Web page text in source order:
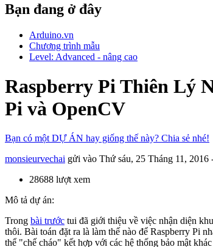
Bạn đang ở đây
Arduino.vn
Chương trình mẫu
Level: Advanced - nâng cao
Raspberry Pi Thiên Lý
Pi và OpenCV
Bạn có một DỰ ÁN hay giống thế này? Chia sẻ nhé!
monsieurvechai gửi vào Thứ sáu, 25 Tháng 11, 2016
28688 lượt xem
Mô tả dự án:
Trong bài trước tui đã giới thiệu về việc nhận diện
thôi. Bài toán đặt ra là làm thế nào để Raspberry Pi
thể "chế cháo" kết hợp với các hệ thống bảo mật